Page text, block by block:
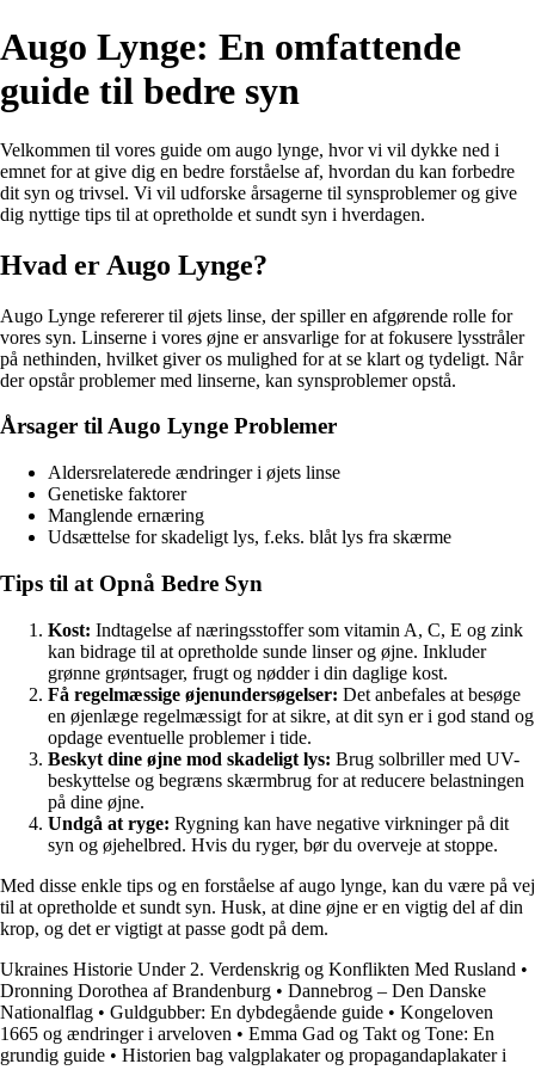
Augo Lynge: En omfattende
guide til bedre syn
Velkommen til vores guide om augo lynge, hvor vi vil dykke ned i
emnet for at give dig en bedre forståelse af, hvordan du kan forbedre
dit syn og trivsel. Vi vil udforske årsagerne til synsproblemer og give
dig nyttige tips til at opretholde et sundt syn i hverdagen.
Hvad er Augo Lynge?
Augo Lynge refererer til øjets linse, der spiller en afgørende rolle for
vores syn. Linserne i vores øjne er ansvarlige for at fokusere lysstråler
på nethinden, hvilket giver os mulighed for at se klart og tydeligt. Når
der opstår problemer med linserne, kan synsproblemer opstå.
Årsager til Augo Lynge Problemer
Aldersrelaterede ændringer i øjets linse
Genetiske faktorer
Manglende ernæring
Udsættelse for skadeligt lys, f.eks. blåt lys fra skærme
Tips til at Opnå Bedre Syn
Kost: Indtagelse af næringsstoffer som vitamin A, C, E og zink
kan bidrage til at opretholde sunde linser og øjne. Inkluder
grønne grøntsager, frugt og nødder i din daglige kost.
Få regelmæssige øjenundersøgelser: Det anbefales at besøge
en øjenlæge regelmæssigt for at sikre, at dit syn er i god stand og
opdage eventuelle problemer i tide.
Beskyt dine øjne mod skadeligt lys: Brug solbriller med UV-
beskyttelse og begræns skærmbrug for at reducere belastningen
på dine øjne.
Undgå at ryge: Rygning kan have negative virkninger på dit
syn og øjehelbred. Hvis du ryger, bør du overveje at stoppe.
Med disse enkle tips og en forståelse af augo lynge, kan du være på vej
til at opretholde et sundt syn. Husk, at dine øjne er en vigtig del af din
krop, og det er vigtigt at passe godt på dem.
Ukraines Historie Under 2. Verdenskrig og Konflikten Med Rusland •
Dronning Dorothea af Brandenburg • Dannebrog – Den Danske
Nationalflag • Guldgubber: En dybdegående guide • Kongeloven
1665 og ændringer i arveloven • Emma Gad og Takt og Tone: En
grundig guide • Historien bag valgplakater og propagandaplakater i